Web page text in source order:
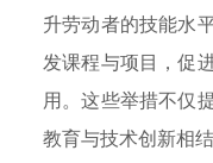
升劳动者的技能水
发课程与项目，促
用。这些举措不仅
教育与技术创新相